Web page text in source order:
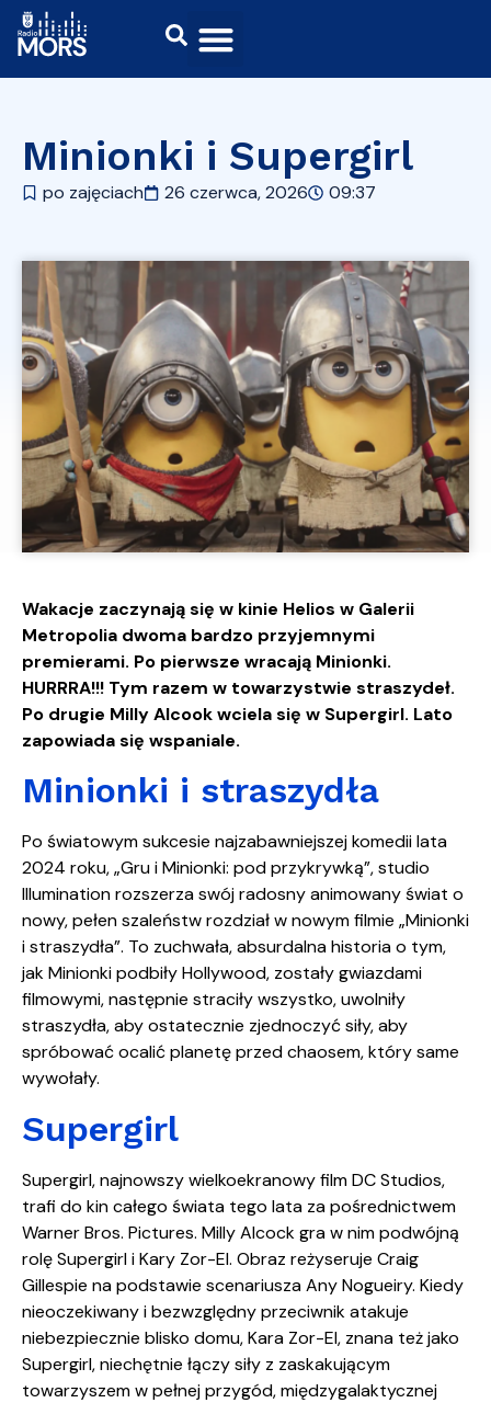
Minionki i Supergirl
po zajęciach 26 czerwca, 2026 09:37
Wakacje zaczynają się w kinie Helios w Galerii
Metropolia dwoma bardzo przyjemnymi
premierami. Po pierwsze wracają Minionki.
HURRRA!!! Tym razem w towarzystwie straszydeł.
Po drugie Milly Alcook wciela się w Supergirl. Lato
zapowiada się wspaniale.
Minionki i straszydła
Po światowym sukcesie najzabawniejszej komedii lata
2024 roku, „Gru i Minionki: pod przykrywką”, studio
Illumination rozszerza swój radosny animowany świat o
nowy, pełen szaleństw rozdział w nowym filmie „Minionki
i straszydła”. To zuchwała, absurdalna historia o tym,
jak Minionki podbiły Hollywood, zostały gwiazdami
filmowymi, następnie straciły wszystko, uwolniły
straszydła, aby ostatecznie zjednoczyć siły, aby
spróbować ocalić planetę przed chaosem, który same
wywołały.
Supergirl
Supergirl, najnowszy wielkoekranowy film DC Studios,
trafi do kin całego świata tego lata za pośrednictwem
Warner Bros. Pictures. Milly Alcock gra w nim podwójną
rolę Supergirl i Kary Zor-El. Obraz reżyseruje Craig
Gillespie na podstawie scenariusza Any Nogueiry. Kiedy
nieoczekiwany i bezwzględny przeciwnik atakuje
niebezpiecznie blisko domu, Kara Zor-El, znana też jako
Supergirl, niechętnie łączy siły z zaskakującym
towarzyszem w pełnej przygód, międzygalaktycznej